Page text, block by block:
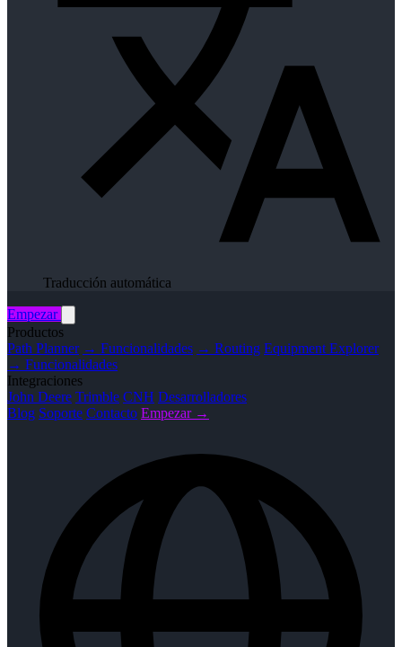
Traducción automática
Empezar
Productos
Path Planner → Funcionalidades → Routing Equipment Explorer
→ Funcionalidades
Integraciones
John Deere Trimble CNH Desarrolladores
Blog Soporte Contacto Empezar →